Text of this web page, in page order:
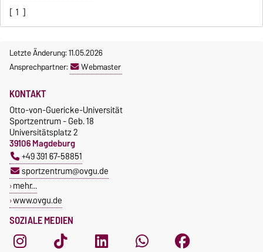
[ 1 ]
Letzte Änderung: 11.05.2026
Ansprechpartner:
Webmaster
SOZIALE MEDIEN
KONTAKT
Otto-von-Guericke-Universität
Sportzentrum - Geb. 18
Universitätsplatz 2
39106 Magdeburg
+49 391 67-58851
sportzentrum@ovgu.de
mehr…
www.ovgu.de